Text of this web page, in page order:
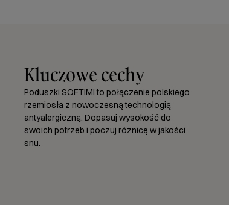
Kluczowe cechy
Poduszki SOFTIMI to połączenie polskiego
rzemiosła z nowoczesną technologią
antyalergiczną. Dopasuj wysokość do
swoich potrzeb i poczuj różnicę w jakości
snu.